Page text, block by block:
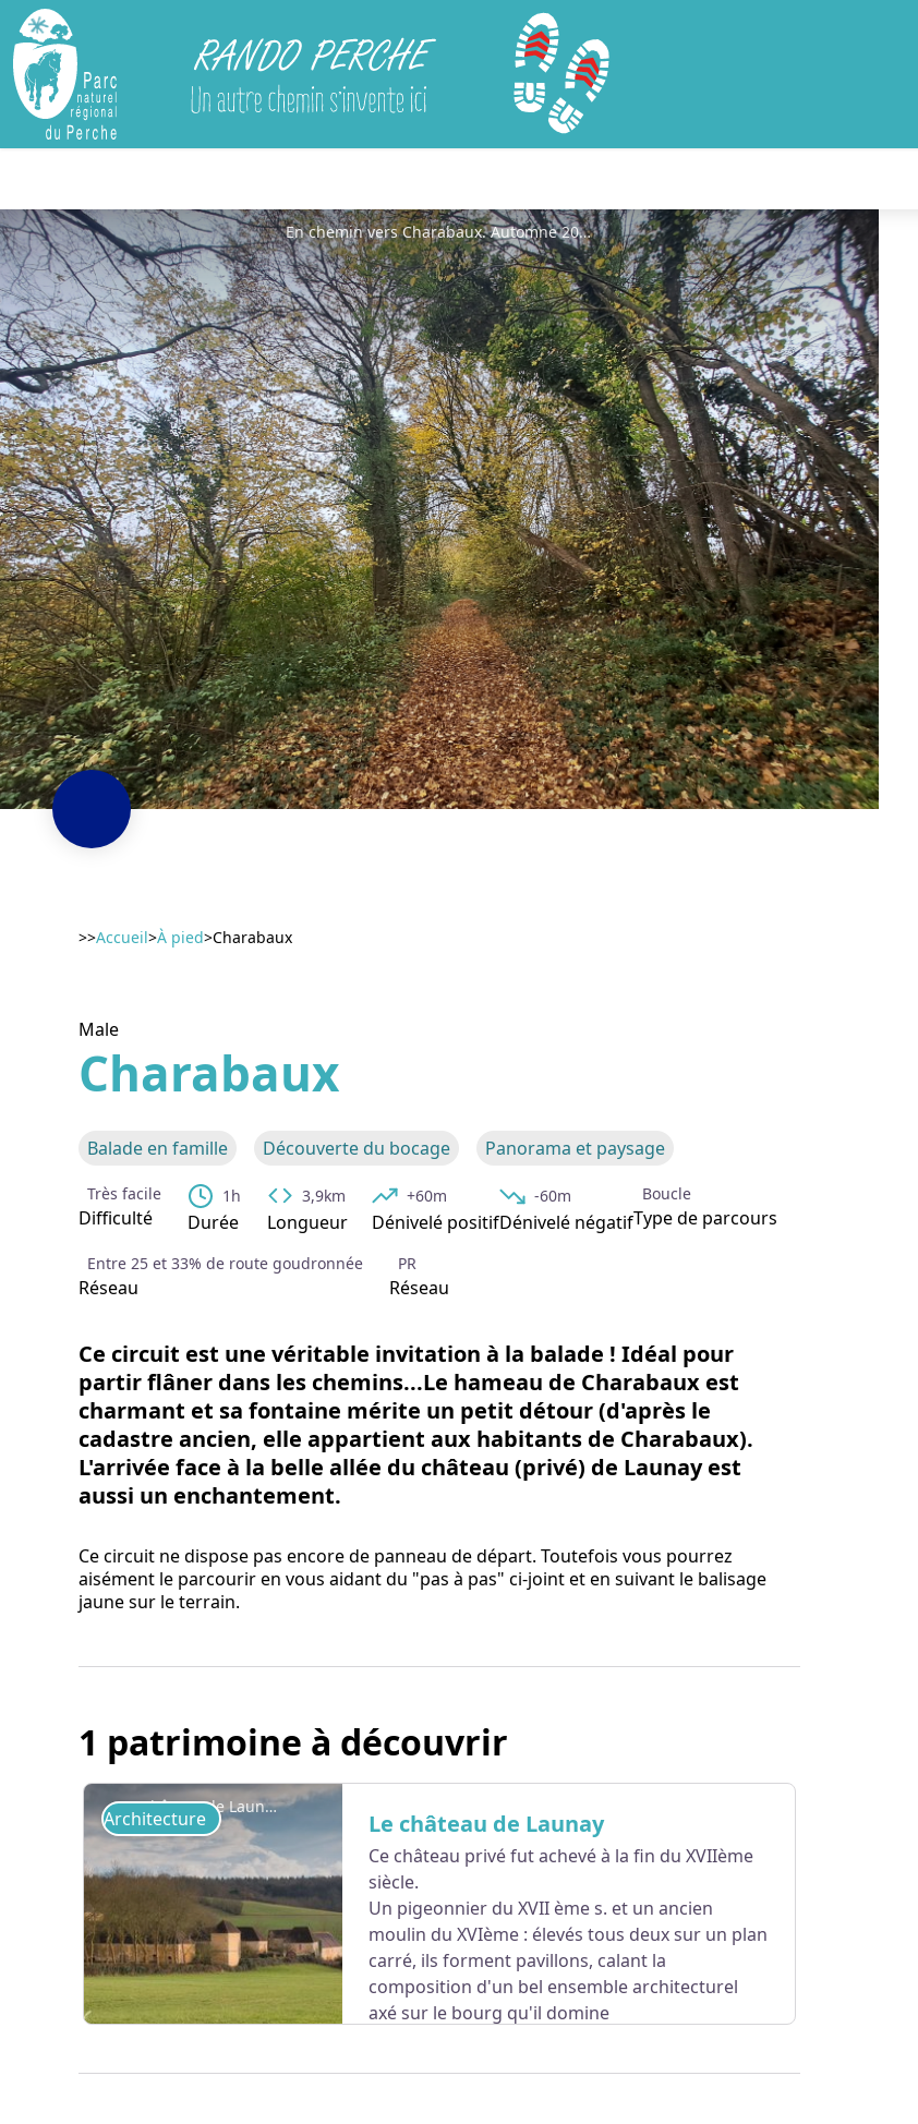
Rando Perche
En chemin vers Charabaux. Automne 2025
>>Accueil>À pied>Charabaux
Male
Charabaux
Balade en famille Découverte du bocage Panorama et paysage
Très facile
Difficulté
1h
Durée
3,9km
Longueur
+60m
Dénivelé positif
-60m
Dénivelé négatif
Boucle
Type de parcours
Entre 25 et 33% de route goudronnée
Réseau
PR
Réseau
Ce circuit est une véritable invitation à la balade ! Idéal pour
partir flâner dans les chemins...Le hameau de Charabaux est
charmant et sa fontaine mérite un petit détour (d'après le
cadastre ancien, elle appartient aux habitants de Charabaux).
L'arrivée face à la belle allée du château (privé) de Launay est
aussi un enchantement.
Ce circuit ne dispose pas encore de panneau de départ. Toutefois vous pourrez
aisément le parcourir en vous aidant du "pas à pas" ci-joint et en suivant le balisage
jaune sur le terrain.
1 patrimoine à découvrir
Château de Launay (privé, ne se visite pas)
Architecture Le château de Launay
Ce château privé fut achevé à la fin du XVIIème
siècle.
Un pigeonnier du XVII ème s. et un ancien
moulin du XVIème : élevés tous deux sur un plan
carré, ils forment pavillons, calant la
composition d'un bel ensemble architecturel
axé sur le bourg qu'il domine